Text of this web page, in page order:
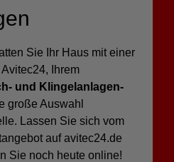
Sie Ihr Haus mit einer
Ihrem
und Klingelanlagen-
große Auswahl
Lassen Sie sich vom
auf avitec24.de
Sie noch heute online!